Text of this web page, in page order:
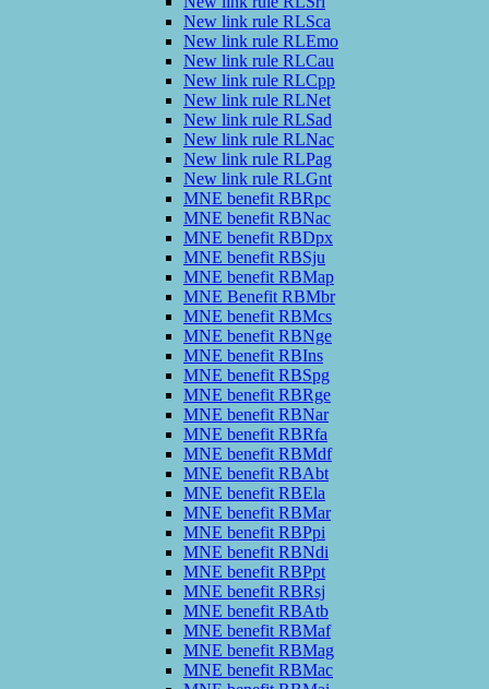
New link rule RLSca
New link rule RLEmo
New link rule RLCau
New link rule RLCpp
New link rule RLNet
New link rule RLSad
New link rule RLNac
New link rule RLPag
New link rule RLGnt
MNE benefit RBRpc
MNE benefit RBNac
MNE benefit RBDpx
MNE benefit RBSju
MNE benefit RBMap
MNE Benefit RBMbr
MNE benefit RBMcs
MNE benefit RBNge
MNE benefit RBIns
MNE benefit RBSpg
MNE benefit RBRge
MNE benefit RBNar
MNE benefit RBRfa
MNE benefit RBMdf
MNE benefit RBAbt
MNE benefit RBEla
MNE benefit RBMar
MNE benefit RBPpi
MNE benefit RBNdi
MNE benefit RBPpt
MNE benefit RBRsj
MNE benefit RBAtb
MNE benefit RBMaf
MNE benefit RBMag
MNE benefit RBMac